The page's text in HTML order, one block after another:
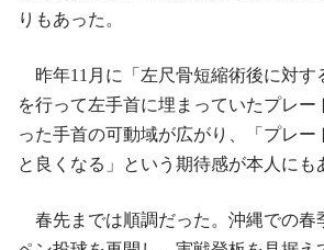
りもあった。
昨年11月に「左尺骨短縮術後に対す
を行って左手首に埋まっていたプレー
った手首の可動域が広がり、「プレー
と良くなる」という期待感が本人にも
春先までは順調だった。沖縄での春